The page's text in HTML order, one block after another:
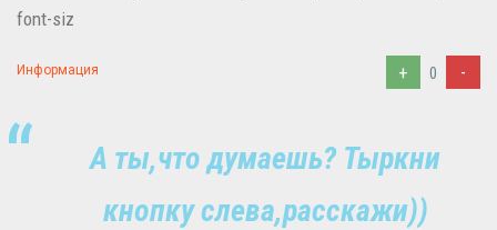
font-siz
Информация + 0 -
А ты,что думаешь? Тыркни
кнопку слева,расскажи))